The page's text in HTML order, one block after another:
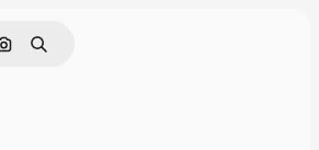
Cerca per immagine
Ricerca